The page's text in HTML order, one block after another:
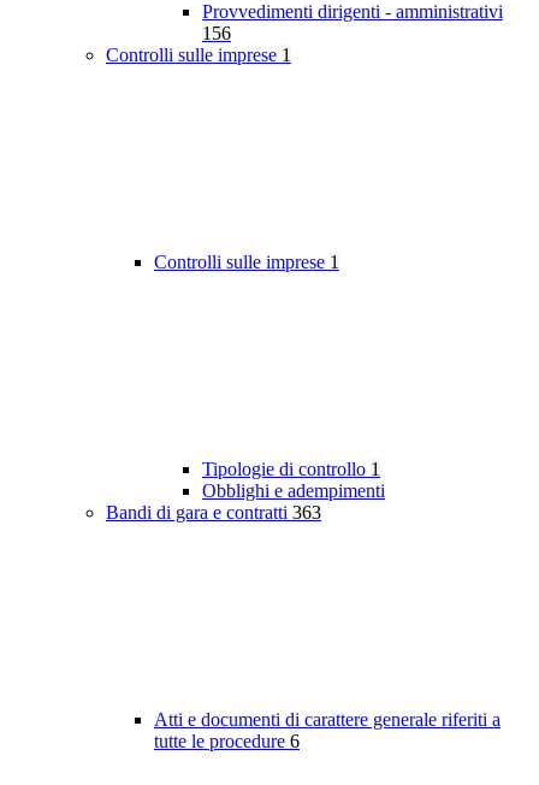
Provvedimenti dirigenti - amministrativi
156
Controlli sulle imprese 1
Controlli sulle imprese 1
Tipologie di controllo 1
Obblighi e adempimenti
Bandi di gara e contratti 363
Atti e documenti di carattere generale riferiti a
tutte le procedure 6